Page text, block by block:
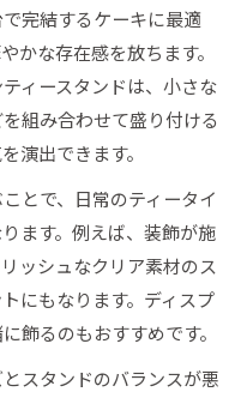
完結するケーキに最適
かな存在感を放ちます。
ィースタンドは、小さな
組み合わせて盛り付ける
演出できます。
とで、日常のティータイ
ます。例えば、装飾が施
ッシュなクリア素材のス
にもなります。ディスプ
飾るのもおすすめです。
スタンドのバランスが悪